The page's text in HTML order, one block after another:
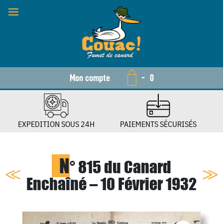
Mon compte - 0
EXPEDITION SOUS 24H PAIEMENTS SÉCURISÉS
N° 815 du Canard
Enchaîné – 10 Février 1932